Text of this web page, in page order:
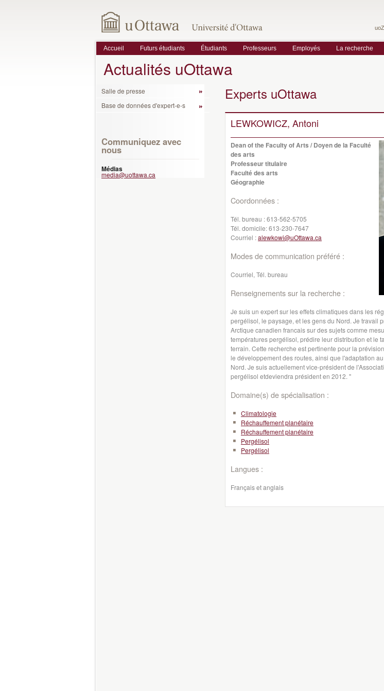
Accueil Futurs étudiants Étudiants Professeurs Employés La recherche
Actualités uOttawa
Salle de presse
Base de données d'expert-e-s
Communiquez avec
nous
Médias
media@uottawa.ca
Experts uOttawa
LEWKOWICZ, Antoni
Dean of the Faculty of Arts / Doyen de la Faculté
des arts
Professeur titulaire
Faculté des arts
Géographie
Coordonnées :
Tél. bureau :613-562-5705
Tél. domicile:613-230-7647
Courriel :alewkowi@uOttawa.ca
Modes de communication préféré :
Courriel, Tél. bureau
Renseignements sur la recherche :
Je suis un expert sur les effets climatiques dans les
pergélisol, le paysage, et les gens du Nord. Je travail
Arctique canadien francais sur des sujets comme
températures pergélisol, prédire leur distribution et le
terrain. Cette recherche estpertinente pour la prévision
le développementdes routes, ainsi que l'adaptation au
Nord. Je suisactuellement vice-président de
pergélisol etdeviendra présidenten 2012. "
Domaine(s) de spécialisation :
Climatologie
Réchauffement planétaire
Réchauffement planétaire
Pergélisol
Pergélisol
Langues :
Français et anglais